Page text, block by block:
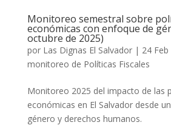
Monitoreo semestral sobre
económicas con enfoque de
octubre de 2025)
por Las Dignas El Salvador| 24 Feb
monitoreo de Políticas Fiscales
Monitoreo 2025 del impacto de las
económicas en El Salvador desde
género y derechos humanos.